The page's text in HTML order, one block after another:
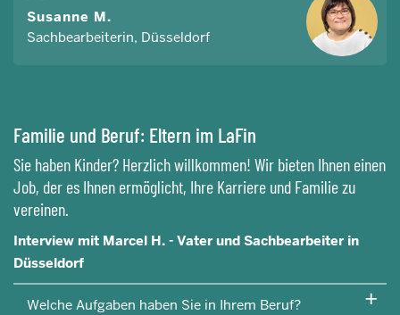
Susanne M.
Sachbearbeiterin, Düsseldorf
Familie und Beruf: Eltern im LaFin
Sie haben Kinder? Herzlich willkommen! Wir bieten Ihnen einen
Job, der es Ihnen ermöglicht, Ihre Karriere und Familie zu
vereinen.
Interview mit Marcel H. - Vater und Sachbearbeiter in
Düsseldorf
Welche Aufgaben haben Sie in Ihrem Beruf?